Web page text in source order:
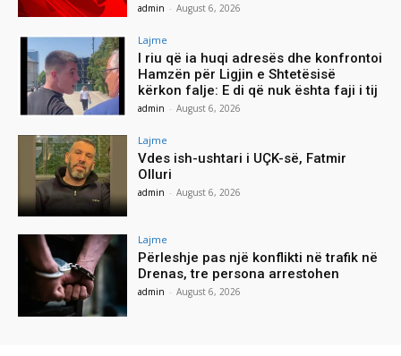
admin - August 6, 2026
Lajme
I riu që ia huqi adresës dhe konfrontoi
Hamzën për Ligjin e Shtetësisë
kërkon falje: E di që nuk ështa faji i tij
admin - August 6, 2026
Lajme
Vdes ish-ushtari i UÇK-së, Fatmir
Olluri
admin - August 6, 2026
Lajme
Përleshje pas një konflikti në trafik në
Drenas, tre persona arrestohen
admin - August 6, 2026